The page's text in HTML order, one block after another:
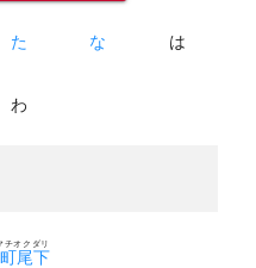
た な は
わ
尾下
チオクダリ